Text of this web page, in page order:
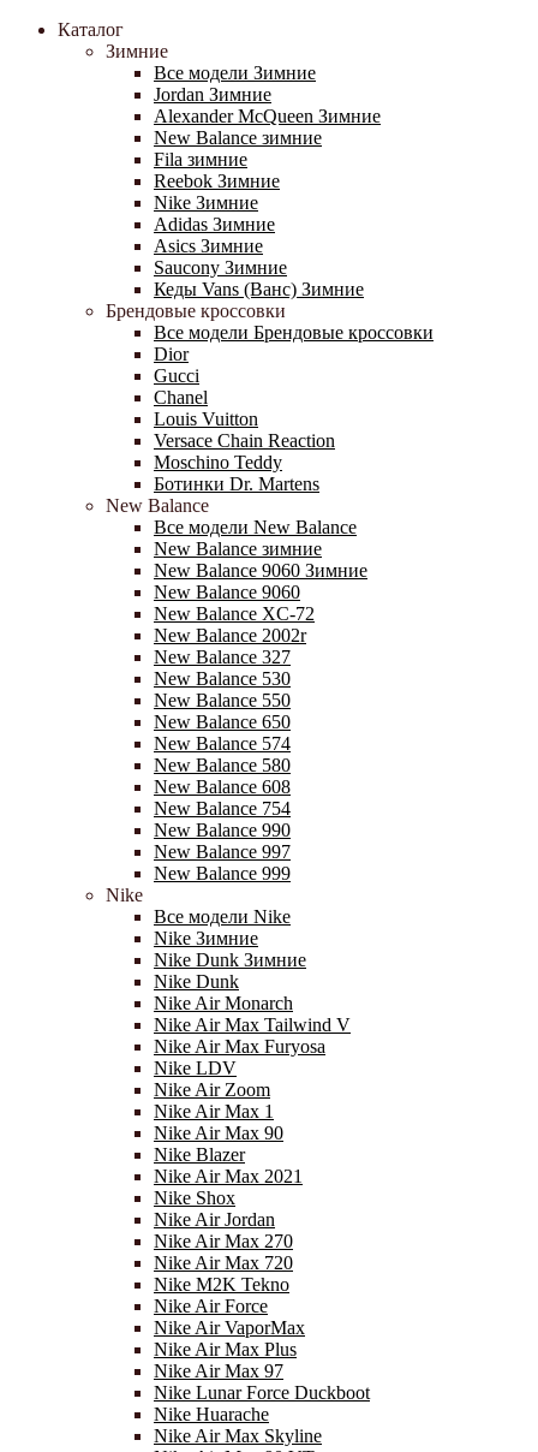
Каталог
Зимние
Все модели Зимние
Jordan Зимние
Alexander McQueen Зимние
New Balance зимние
Fila зимние
Reebok Зимние
Nike Зимние
Adidas Зимние
Asics Зимние
Saucony Зимние
Кеды Vans (Ванс) Зимние
Брендовые кроссовки
Все модели Брендовые кроссовки
Dior
Gucci
Chanel
Louis Vuitton
Versace Chain Reaction
Moschino Teddy
Ботинки Dr. Martens
New Balance
Все модели New Balance
New Balance зимние
New Balance 9060 Зимние
New Balance 9060
New Balance XC-72
New Balance 2002r
New Balance 327
New Balance 530
New Balance 550
New Balance 650
New Balance 574
New Balance 580
New Balance 608
New Balance 754
New Balance 990
New Balance 997
New Balance 999
Nike
Все модели Nike
Nike Зимние
Nike Dunk Зимние
Nike Dunk
Nike Air Monarch
Nike Air Max Tailwind V
Nike Air Max Furyosa
Nike LDV
Nike Air Zoom
Nike Air Max 1
Nike Air Max 90
Nike Blazer
Nike Air Max 2021
Nike Shox
Nike Air Jordan
Nike Air Max 270
Nike Air Max 720
Nike M2K Tekno
Nike Air Force
Nike Air VaporMax
Nike Air Max Plus
Nike Air Max 97
Nike Lunar Force Duckboot
Nike Huarache
Nike Air Max Skyline